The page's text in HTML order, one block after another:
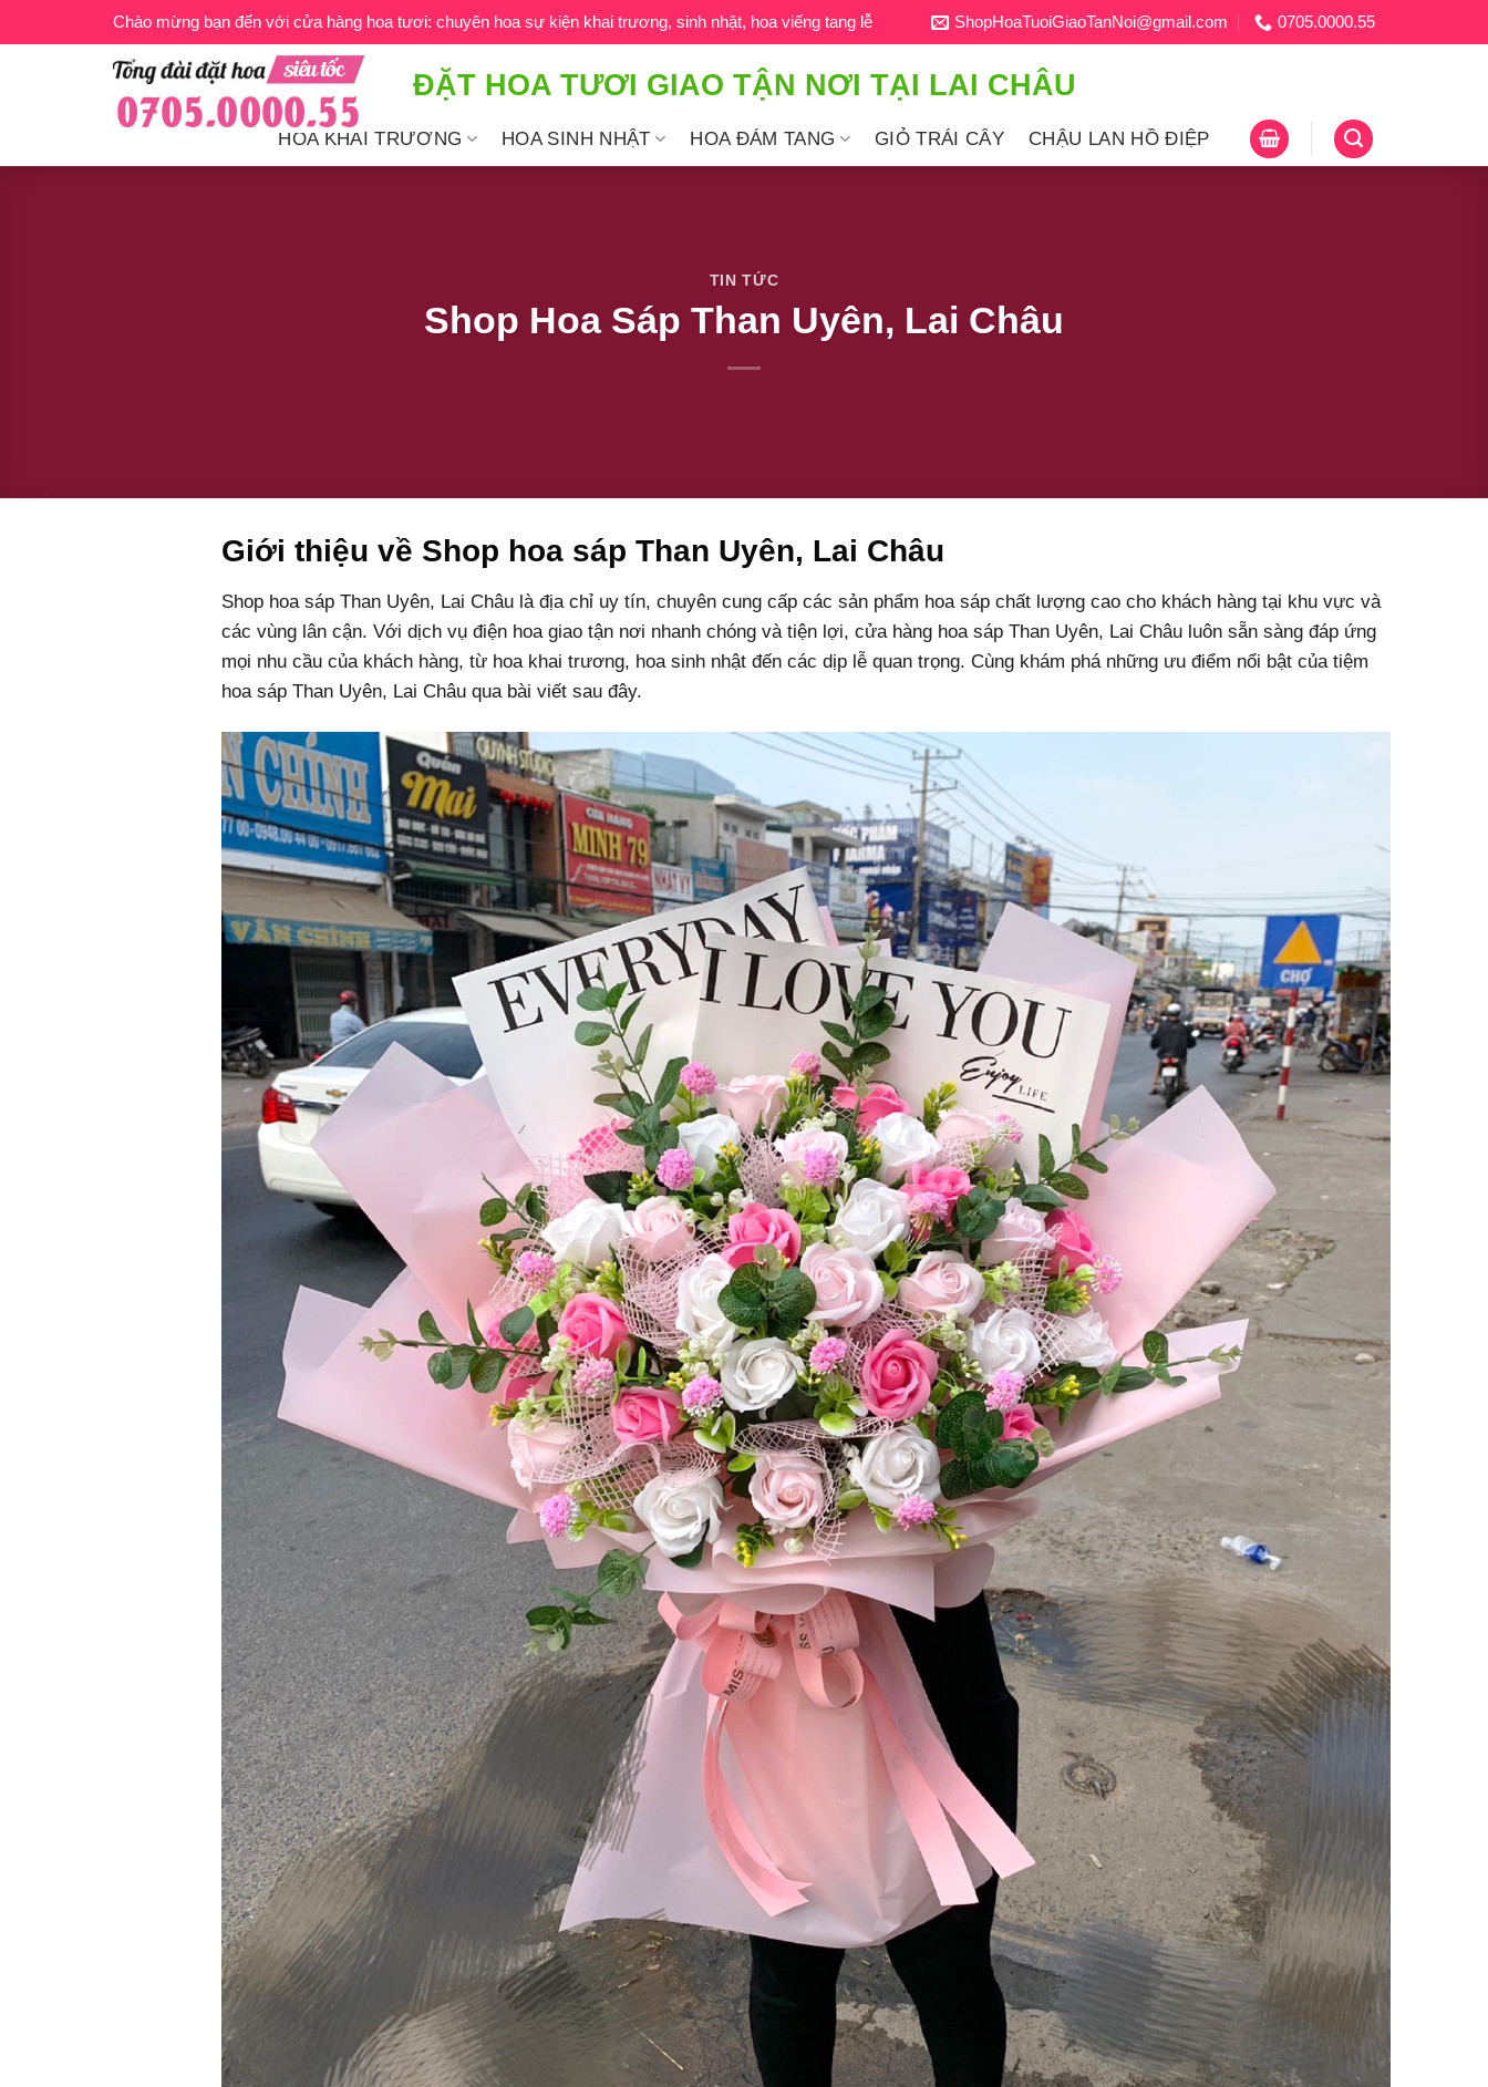
qua
Chào mừng bạn đến với cửa hàng hoa tươi: chuyên hoa sự kiện khai trương, sinh nhật, hoa viếng tang lễ ShopHoaTuoiGiaoTanNoi@gmail.com 0705.0000.55
ĐẶT HOA TƯƠI GIAO TẬN NƠI TẠI LAI CHÂU
HOA KHAI TRƯƠNG HOA SINH NHẬT HOA ĐÁM TANG GIỎ TRÁI CÂY CHẬU LAN HỒ ĐIỆP
TIN TỨC
Shop Hoa Sáp Than Uyên, Lai Châu
Giới thiệu về Shop hoa sáp Than Uyên, Lai Châu
Shop hoa sáp Than Uyên, Lai Châu là địa chỉ uy tín, chuyên cung cấp các sản phẩm hoa sáp chất lượng cao cho khách hàng tại khu vực và
các vùng lân cận. Với dịch vụ điện hoa giao tận nơi nhanh chóng và tiện lợi, cửa hàng hoa sáp Than Uyên, Lai Châu luôn sẵn sàng đáp ứng
mọi nhu cầu của khách hàng, từ hoa khai trương, hoa sinh nhật đến các dịp lễ quan trọng. Cùng khám phá những ưu điểm nổi bật của tiệm
hoa sáp Than Uyên, Lai Châu qua bài viết sau đây.